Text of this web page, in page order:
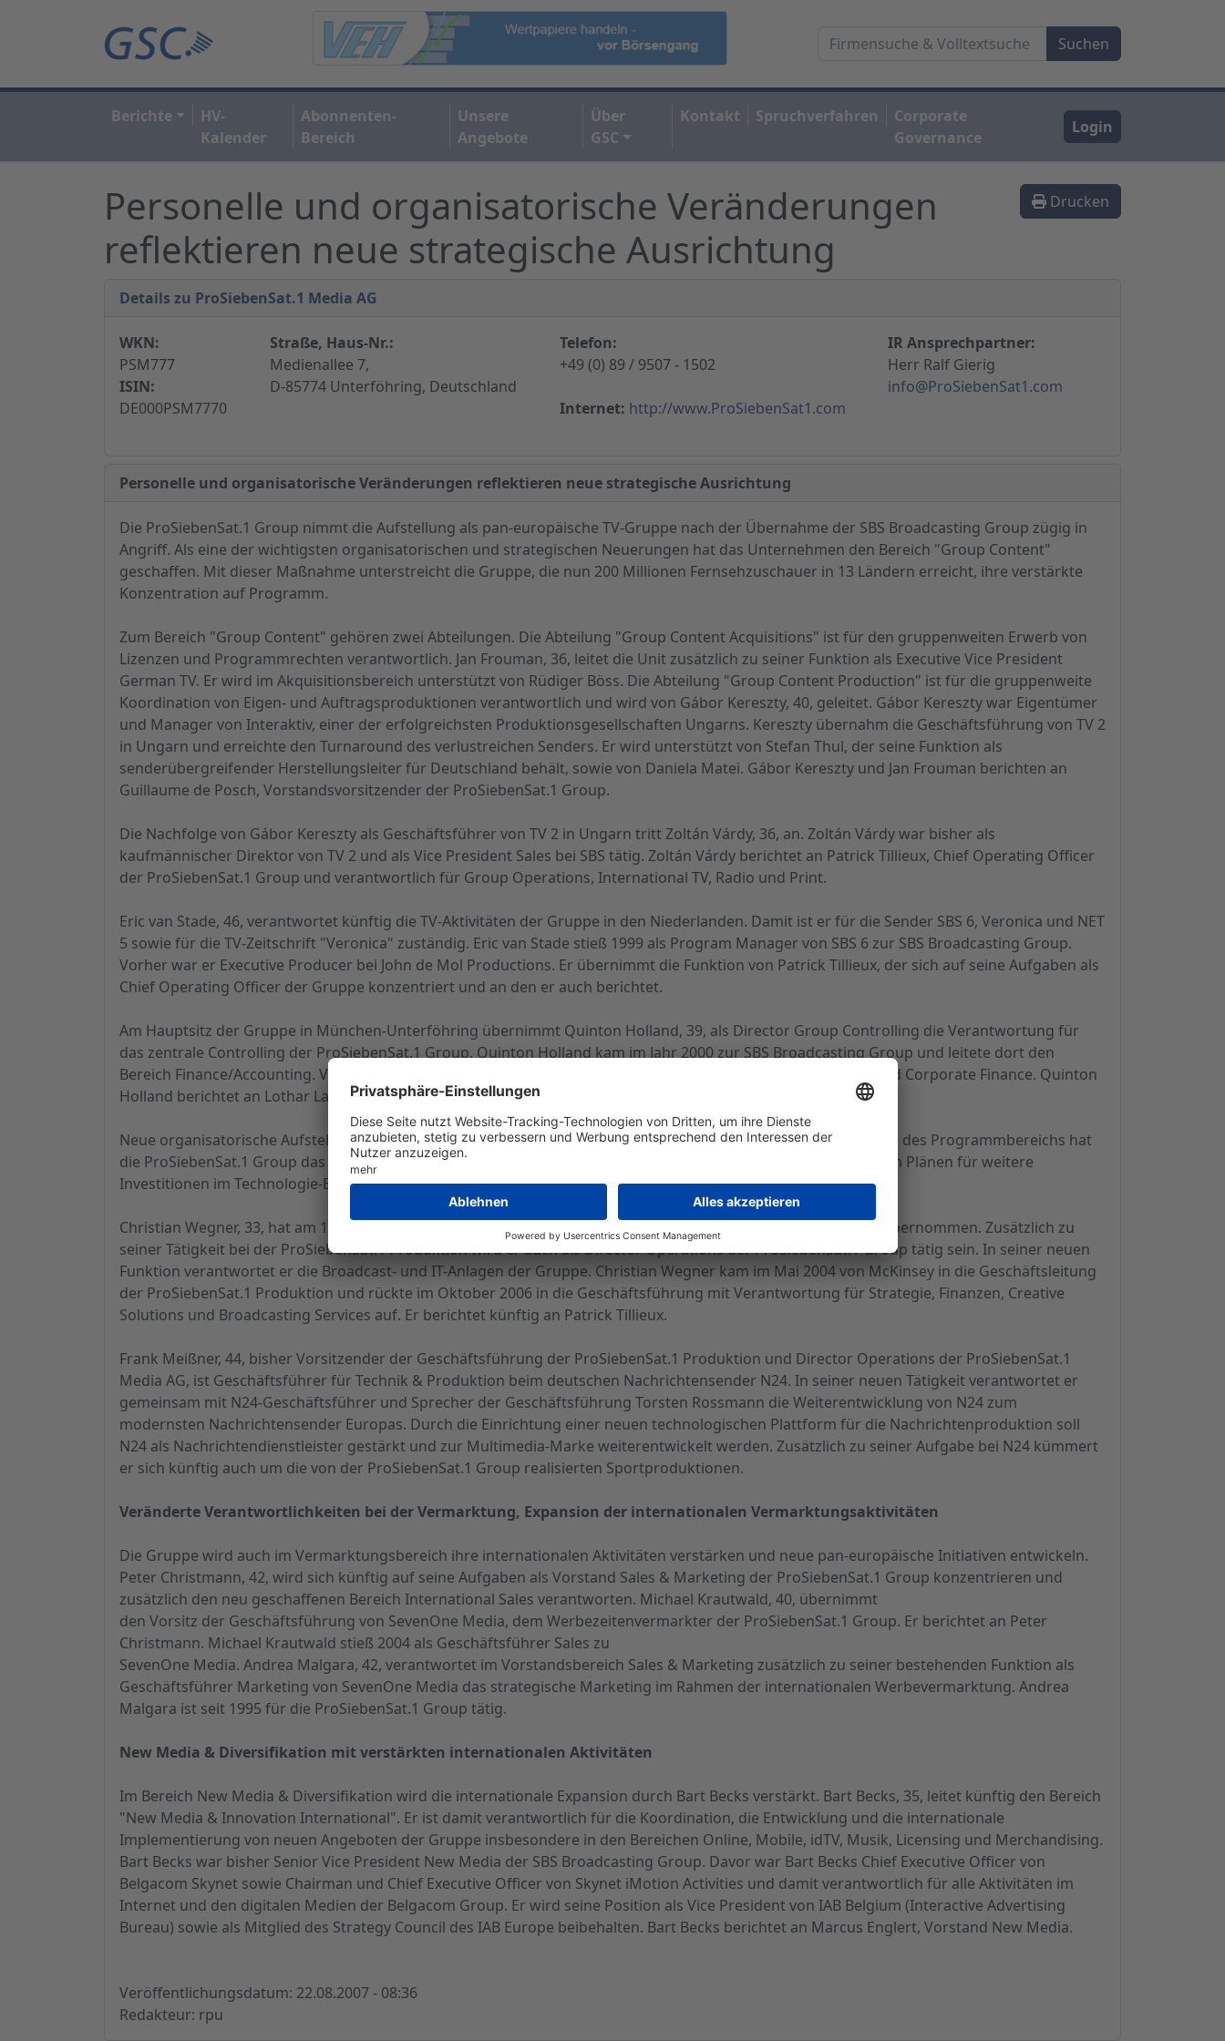
Berichte
HV-
Kalender
Abonnenten-
Bereich
Unsere
Angebote
Über
GSC
Kontakt Spruchverfahren
Corporate
Governance
Login
Drucken
Personelle und organisatorische Veränderungen
reflektieren neue strategische Ausrichtung
Details zu ProSiebenSat.1 Media AG
WKN:
PSM777
ISIN:
DE000PSM7770
Straße, Haus-Nr.:
Medienallee 7,
D-85774 Unterföhring, Deutschland
Telefon:
+49 (0) 89 / 9507 - 1502
Internet: http://www.ProSiebenSat1.com
IR Ansprechpartner:
Herr Ralf Gierig
info@ProSiebenSat1.com
Personelle und organisatorische Veränderungen reflektieren neue strategische Ausrichtung
Die ProSiebenSat.1 Group nimmt die Aufstellung als pan-europäische TV-Gruppe nach der Übernahme der SBS Broadcasting Group zügig in
Angriff. Als eine der wichtigsten organisatorischen und strategischen Neuerungen hat das Unternehmen den Bereich "Group Content"
geschaffen. Mit dieser Maßnahme unterstreicht die Gruppe, die nun 200 Millionen Fernsehzuschauer in 13 Ländern erreicht, ihre verstärkte
Konzentration auf Programm.
Zum Bereich "Group Content" gehören zwei Abteilungen. Die Abteilung "Group Content Acquisitions" ist für den gruppenweiten Erwerb von
Lizenzen und Programmrechten verantwortlich. Jan Frouman, 36, leitet die Unit zusätzlich zu seiner Funktion als Executive Vice President
German TV. Er wird im Akquisitionsbereich unterstützt von Rüdiger Böss. Die Abteilung "Group Content Production" ist für die gruppenweite
Koordination von Eigen- und Auftragsproduktionen verantwortlich und wird von Gábor Kereszty, 40, geleitet. Gábor Kereszty war Eigentümer
und Manager von Interaktiv, einer der erfolgreichsten Produktionsgesellschaften Ungarns. Kereszty übernahm die Geschäftsführung von TV 2
in Ungarn und erreichte den Turnaround des verlustreichen Senders. Er wird unterstützt von Stefan Thul, der seine Funktion als
senderübergreifender Herstellungsleiter für Deutschland behält, sowie von Daniela Matei. Gábor Kereszty und Jan Frouman berichten an
Guillaume de Posch, Vorstandsvorsitzender der ProSiebenSat.1 Group.
Die Nachfolge von Gábor Kereszty als Geschäftsführer von TV 2 in Ungarn tritt Zoltán Várdy, 36, an. Zoltán Várdy war bisher als
kaufmännischer Direktor von TV 2 und als Vice President Sales bei SBS tätig. Zoltán Várdy berichtet an Patrick Tillieux, Chief Operating Officer
der ProSiebenSat.1 Group und verantwortlich für Group Operations, International TV, Radio und Print.
Eric van Stade, 46, verantwortet künftig die TV-Aktivitäten der Gruppe in den Niederlanden. Damit ist er für die Sender SBS 6, Veronica und NET
5 sowie für die TV-Zeitschrift "Veronica" zuständig. Eric van Stade stieß 1999 als Program Manager von SBS 6 zur SBS Broadcasting Group.
Vorher war er Executive Producer bei John de Mol Productions. Er übernimmt die Funktion von Patrick Tillieux, der sich auf seine Aufgaben als
Chief Operating Officer der Gruppe konzentriert und an den er auch berichtet.
Am Hauptsitz der Gruppe in München-Unterföhring übernimmt Quinton Holland, 39, als Director Group Controlling die Verantwortung für
das zentrale Controlling der ProSiebenSat.1 Group. Quinton Holland kam im Jahr 2000 zur SBS Broadcasting Group und leitete dort den
Bereich Finance/Accounting. Vorher arbeitete er in London für die ABN AMRO Bank in den Bereichen Equities und Corporate Finance. Quinton
Holland berichtet an Lothar Lanz, Chief Financial Officer der ProSiebenSat.1 Group.
Neue organisatorische Aufstellung im Technik-Bereich, weitere Technologie-InvestitionenNeben der Verstärkung des Programmbereichs hat
die ProSiebenSat.1 Group das Ziel, auch technologisch führend aufgestellt zu sein. Die Gruppe arbeitet derzeit an Plänen für weitere
Investitionen im Technologie-Bereich. Im Zusammenhang damit ergeben sich auch personelle Veränderungen.
Christian Wegner, 33, hat am 1. August 2007 den Vorsitz der Geschäftsführung der ProSiebenSat.1 Produktion übernommen. Zusätzlich zu
seiner Tätigkeit bei der ProSiebenSat.1 Produktion wird er auch als Director Operations der ProSiebenSat.1 Group tätig sein. In seiner neuen
Funktion verantwortet er die Broadcast- und IT-Anlagen der Gruppe. Christian Wegner kam im Mai 2004 von McKinsey in die Geschäftsleitung
der ProSiebenSat.1 Produktion und rückte im Oktober 2006 in die Geschäftsführung mit Verantwortung für Strategie, Finanzen, Creative
Solutions und Broadcasting Services auf. Er berichtet künftig an Patrick Tillieux.
Frank Meißner, 44, bisher Vorsitzender der Geschäftsführung der ProSiebenSat.1 Produktion und Director Operations der ProSiebenSat.1
Media AG, ist Geschäftsführer für Technik & Produktion beim deutschen Nachrichtensender N24. In seiner neuen Tätigkeit verantwortet er
gemeinsam mit N24-Geschäftsführer und Sprecher der Geschäftsführung Torsten Rossmann die Weiterentwicklung von N24 zum
modernsten Nachrichtensender Europas. Durch die Einrichtung einer neuen technologischen Plattform für die Nachrichtenproduktion soll
N24 als Nachrichtendienstleister gestärkt und zur Multimedia-Marke weiterentwickelt werden. Zusätzlich zu seiner Aufgabe bei N24 kümmert
er sich künftig auch um die von der ProSiebenSat.1 Group realisierten Sportproduktionen.
Veränderte Verantwortlichkeiten bei der Vermarktung, Expansion der internationalen Vermarktungsaktivitäten
Die Gruppe wird auch im Vermarktungsbereich ihre internationalen Aktivitäten verstärken und neue pan-europäische Initiativen entwickeln.
Peter Christmann, 42, wird sich künftig auf seine Aufgaben als Vorstand Sales & Marketing der ProSiebenSat.1 Group konzentrieren und
zusätzlich den neu geschaffenen Bereich International Sales verantworten. Michael Krautwald, 40, übernimmt
den Vorsitz der Geschäftsführung von SevenOne Media, dem Werbezeitenvermarkter der ProSiebenSat.1 Group. Er berichtet an Peter
Christmann. Michael Krautwald stieß 2004 als Geschäftsführer Sales zu
SevenOne Media. Andrea Malgara, 42, verantwortet im Vorstandsbereich Sales & Marketing zusätzlich zu seiner bestehenden Funktion als
Geschäftsführer Marketing von SevenOne Media das strategische Marketing im Rahmen der internationalen Werbevermarktung. Andrea
Malgara ist seit 1995 für die ProSiebenSat.1 Group tätig.
New Media & Diversifikation mit verstärkten internationalen Aktivitäten
Im Bereich New Media & Diversifikation wird die internationale Expansion durch Bart Becks verstärkt. Bart Becks, 35, leitet künftig den Bereich
"New Media & Innovation International". Er ist damit verantwortlich für die Koordination, die Entwicklung und die internationale
Implementierung von neuen Angeboten der Gruppe insbesondere in den Bereichen Online, Mobile, idTV, Musik, Licensing und Merchandising.
Bart Becks war bisher Senior Vice President New Media der SBS Broadcasting Group. Davor war Bart Becks Chief Executive Officer von
Belgacom Skynet sowie Chairman und Chief Executive Officer von Skynet iMotion Activities und damit verantwortlich für alle Aktivitäten im
Internet und den digitalen Medien der Belgacom Group. Er wird seine Position als Vice President von IAB Belgium (Interactive Advertising
Bureau) sowie als Mitglied des Strategy Council des IAB Europe beibehalten. Bart Becks berichtet an Marcus Englert, Vorstand New Media.
Veröffentlichungsdatum: 22.08.2007 - 08:36
Redakteur: rpu